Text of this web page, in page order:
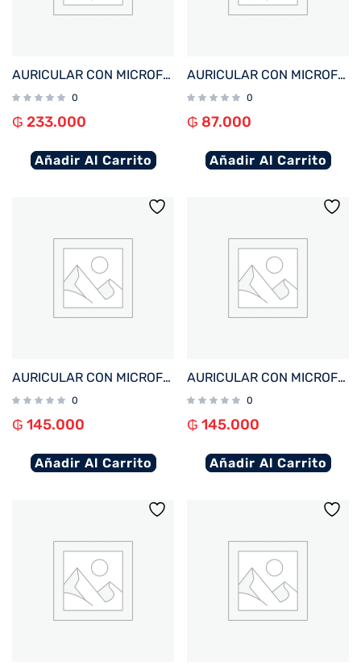
AURICULAR CON MICROFONO FTX E09S-BK BT/MIC/TOUCH/32GB/IPX8 NEGRO
0
₲ 233.000
Añadir Al Carrito
AURICULAR CON MICROFONO FTX E07S-BK BT/MIC/TOUCH/IPX4 NEGRO
0
₲ 87.000
Añadir Al Carrito
AURICULAR CON MICROFONO FTX E97L-WH BT/MIC/TOUCH/IPX6 BLANCO C/PANT LED
0
₲ 145.000
Añadir Al Carrito
AURICULAR CON MICROFONO FTX E97L-BK BT/MIC/TOUCH/IPX6 NEGRO C/PANT LED
0
₲ 145.000
Añadir Al Carrito